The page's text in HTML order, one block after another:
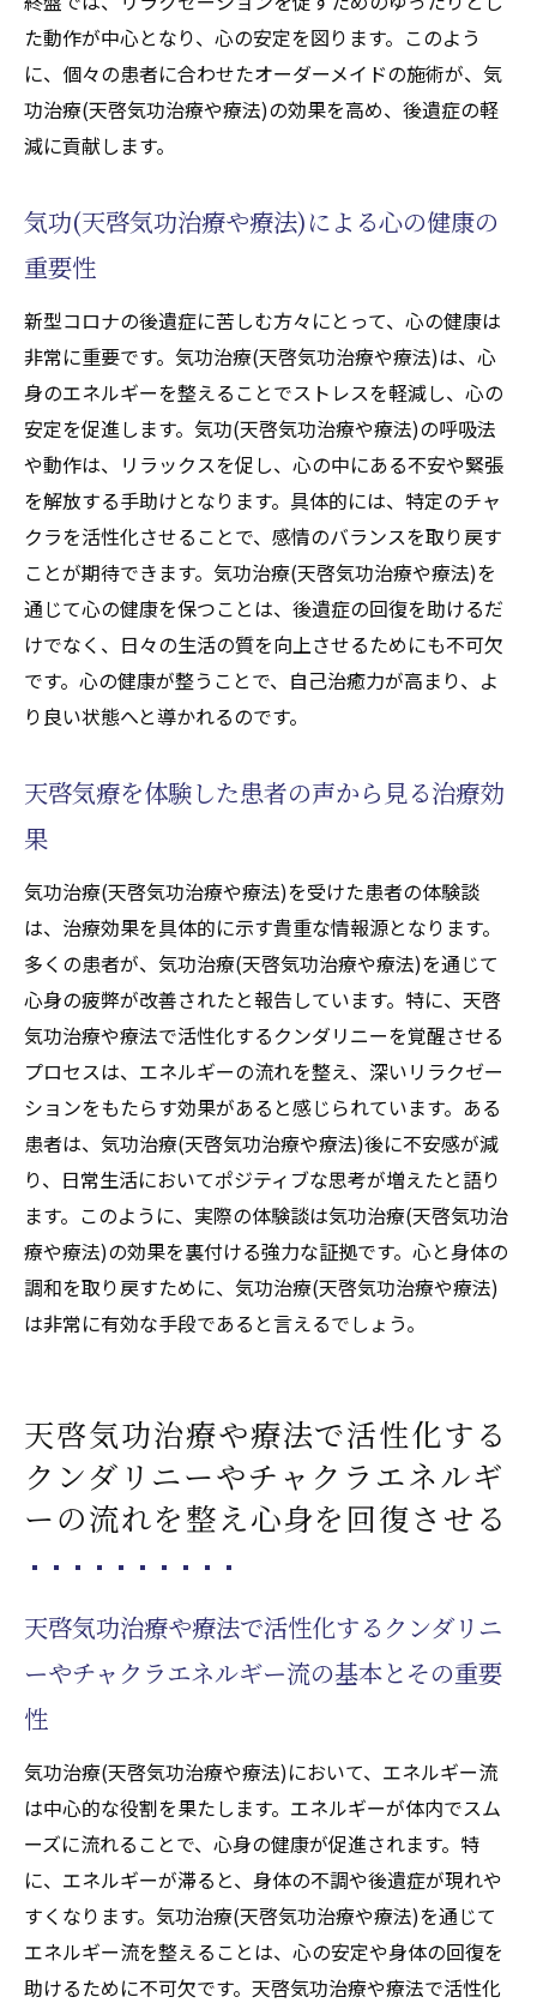
た動作が中心となり、心の安定を図ります。このよう
に、個々の患者に合わせたオーダーメイドの施術が、気
功治療(天啓気功治療や療法)の効果を高め、後遺症の軽
減に貢献します。
気功(天啓気功治療や療法)による心の健康の
重要性
新型コロナの後遺症に苦しむ方々にとって、心の健康は
非常に重要です。気功治療(天啓気功治療や療法)は、心
身のエネルギーを整えることでストレスを軽減し、心の
安定を促進します。気功(天啓気功治療や療法)の呼吸法
や動作は、リラックスを促し、心の中にある不安や緊張
を解放する手助けとなります。具体的には、特定のチャ
クラを活性化させることで、感情のバランスを取り戻す
ことが期待できます。気功治療(天啓気功治療や療法)を
通じて心の健康を保つことは、後遺症の回復を助けるだ
けでなく、日々の生活の質を向上させるためにも不可欠
です。心の健康が整うことで、自己治癒力が高まり、よ
り良い状態へと導かれるのです。
天啓気療を体験した患者の声から見る治療効
果
気功治療(天啓気功治療や療法)を受けた患者の体験談
は、治療効果を具体的に示す貴重な情報源となります。
多くの患者が、気功治療(天啓気功治療や療法)を通じて
心身の疲弊が改善されたと報告しています。特に、天啓
気功治療や療法で活性化するクンダリニーを覚醒させる
プロセスは、エネルギーの流れを整え、深いリラクゼー
ションをもたらす効果があると感じられています。ある
患者は、気功治療(天啓気功治療や療法)後に不安感が減
り、日常生活においてポジティブな思考が増えたと語り
ます。このように、実際の体験談は気功治療(天啓気功治
療や療法)の効果を裏付ける強力な証拠です。心と身体の
調和を取り戻すために、気功治療(天啓気功治療や療法)
は非常に有効な手段であると言えるでしょう。
天啓気功治療や療法で活性化する
クンダリニーやチャクラエネルギ
ーの流れを整え心身を回復させる
天啓気功治療や療法で活性化するクンダリニ
ーやチャクラエネルギー流の基本とその重要
性
気功治療(天啓気功治療や療法)において、エネルギー流
は中心的な役割を果たします。エネルギーが体内でスム
ーズに流れることで、心身の健康が促進されます。特
に、エネルギーが滞ると、身体の不調や後遺症が現れや
すくなります。気功治療(天啓気功治療や療法)を通じて
エネルギー流を整えることは、心の安定や身体の回復を
助けるために不可欠です。天啓気功治療や療法で活性化